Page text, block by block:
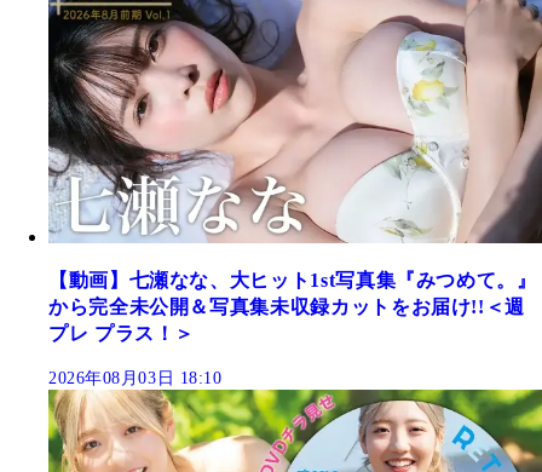
【動画】七瀬なな、大ヒット1st写真集『みつめて。』
から完全未公開＆写真集未収録カットをお届け!!＜週
プレ プラス！＞
2026年08月03日 18:10